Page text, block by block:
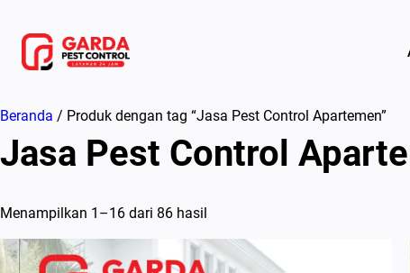
konten
Beranda / Produk dengan tag “Jasa Pest Control Apartemen”
Jasa Pest Control
Menampilkan 1–16 dari 86 hasil